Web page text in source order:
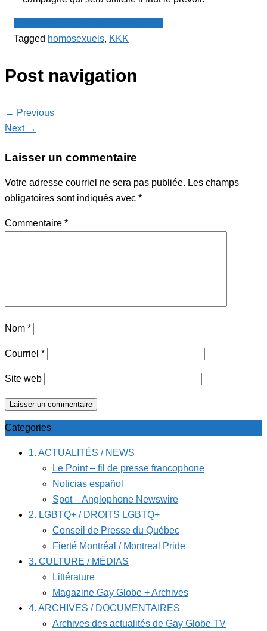
Tagged homosexuels, KKK
Post navigation
← Previous
Next →
Laisser un commentaire
Votre adresse courriel ne sera pas publiée. Les champs
obligatoires sont indiqués avec *
Commentaire *
Nom *
Courriel *
Site web
Categories
1. ACTUALITÉS / NEWS
Le Point – fil de presse francophone
Noticias español
Spot – Anglophone Newswire
2. LGBTQ+ / DROITS LGBTQ+
Conseil de Presse du Québec
Fierté Montréal / Montreal Pride
3. CULTURE / MÉDIAS
Littérature
Magazine Gay Globe + Archives
4. ARCHIVES / DOCUMENTAIRES
Archives des actualités de Gay Globe TV